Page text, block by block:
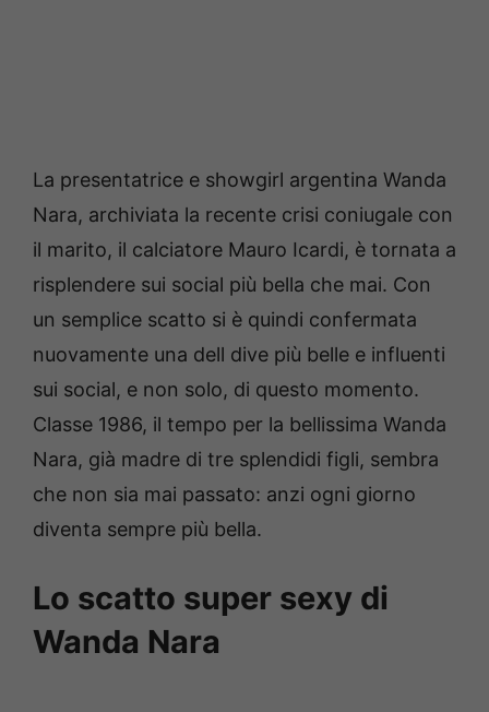
La presentatrice e showgirl argentina Wanda
Nara, archiviata la recente crisi coniugale con
il marito, il calciatore Mauro Icardi, è tornata a
risplendere sui social più bella che mai. Con
un semplice scatto si è quindi confermata
nuovamente una dell dive più belle e influenti
sui social, e non solo, di questo momento.
Classe 1986, il tempo per la bellissima Wanda
Nara, già madre di tre splendidi figli, sembra
che non sia mai passato: anzi ogni giorno
diventa sempre più bella.
Lo scatto super sexy di
Wanda Nara